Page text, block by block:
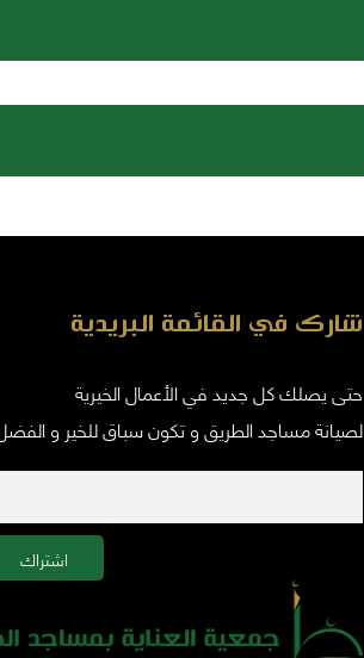
شارك في القائمة البريدية
حتى يصلك كل جديد في الأعمال الخيرية
لصيانة مساجد الطريق و تكون سباق للخير و
اشتراك